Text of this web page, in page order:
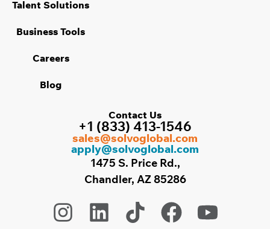
Talent Solutions
Business Tools
Careers
Blog
Contact Us
+1 (833) 413-1546
sales@solvoglobal.com
apply@solvoglobal.com
1475 S. Price Rd.,
Chandler, AZ 85286